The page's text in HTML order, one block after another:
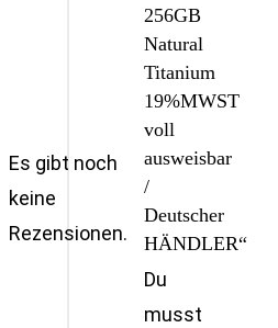
Es gibt noch
keine
Rezensionen.
256GB
Natural
Titanium
19%MWST
voll
ausweisbar
/
Deutscher
HÄNDLER“
Du
musst